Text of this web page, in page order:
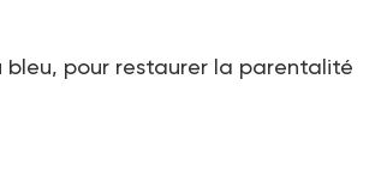
bleu, pour restaurer la parentalité